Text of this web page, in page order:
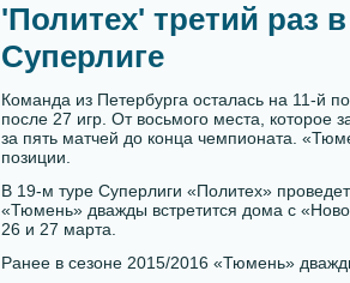
'Политех' третий раз
Суперлиге
Команда из Петербурга осталась на 11-й
после 27 игр. От восьмого места, которое
за пять матчей до конца чемпионата.
позиции.
В 19-м туре Суперлиги «Политех»
«Тюмень» дважды встретится дома с
26 и 27 марта.
Ранее в сезоне 2015/2016 «Тюмень»